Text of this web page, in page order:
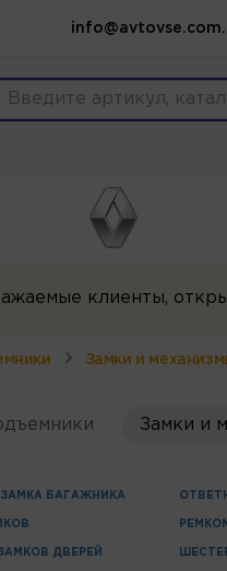
клиенты,
Замки и
Замки и
БАГАЖНИКА
ДВЕРЕЙ